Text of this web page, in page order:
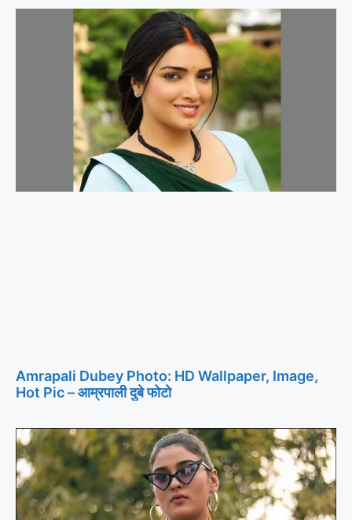
Amrapali Dubey Photo: HD Wallpaper, Image,
Hot Pic – आम्रपाली दुबे फोटो